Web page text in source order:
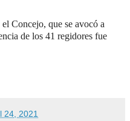
Concejo, que se avocó a
de los 41 regidores fue
24, 2021